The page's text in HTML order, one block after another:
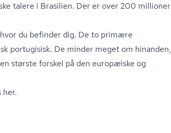
talere i Brasilien. Der er over 200 millioner
du befinder dig. De to primære
portugisisk. De minder meget om hinanden,
største forskel på den europæiske og
her.